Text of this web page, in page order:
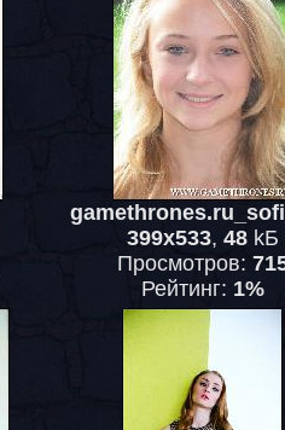
399x533, 48kБ
Просмотров:
Рейтинг: 1%